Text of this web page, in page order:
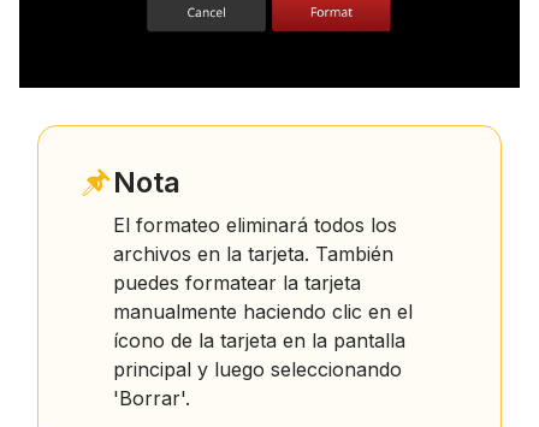
Nota
El formateo eliminará todos los
archivos en la tarjeta. También
puedes formatear la tarjeta
manualmente haciendo clic en el
ícono de la tarjeta en la pantalla
principal y luego seleccionando
'Borrar'.